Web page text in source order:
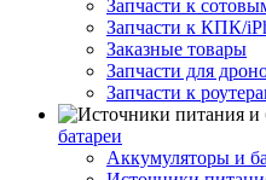
Запчасти к
Запчасти к КПК/
Заказные товары
Запчасти для
Запчасти к
батареи
Аккумуляторы и